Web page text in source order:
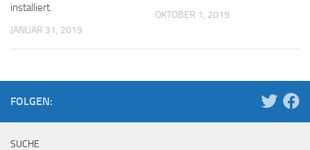
installiert.
JANUAR 31, 2019
OKTOBER 1, 2019
FOLGEN:
SUCHE